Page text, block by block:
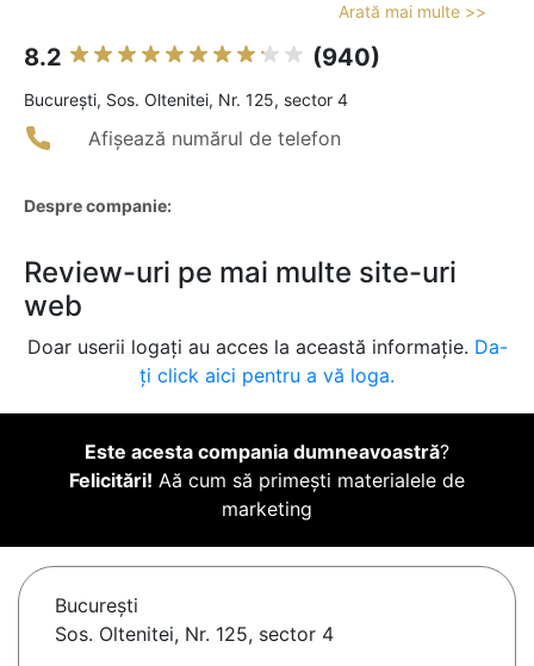
Arată mai multe >>
8.2 (940)
Bucureşti, Sos. Oltenitei, Nr. 125, sector 4
Afișează numărul de telefon
Despre companie:
Review-uri pe mai multe site-uri
web
Doar userii logați au acces la această informație. Da-
ți click aici pentru a vă loga.
Este acesta compania dumneavoastră?
Felicitări! Aă cum să primești materialele de
marketing
Bucureşti
Sos. Oltenitei, Nr. 125, sector 4